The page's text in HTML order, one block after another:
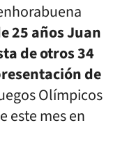
25 años Juan
de otros 34
de
Olímpicos
este mes en